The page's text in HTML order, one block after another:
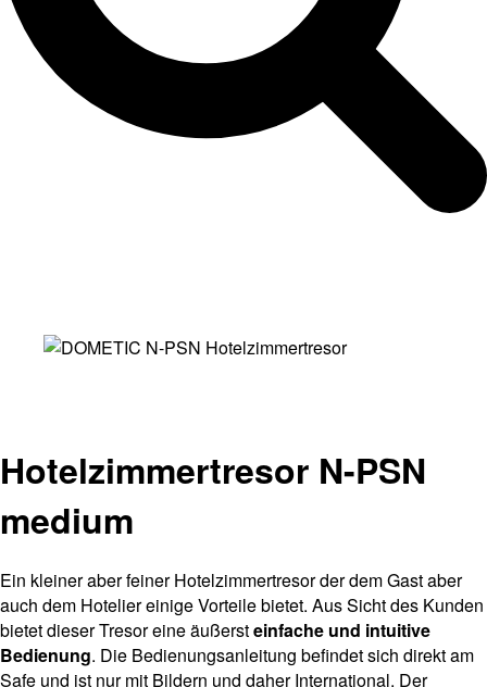
Hotelzimmertresor N-PSN
medium
Ein kleiner aber feiner Hotelzimmertresor der dem Gast aber
auch dem Hotelier einige Vorteile bietet. Aus Sicht des Kunden
bietet dieser Tresor eine äußersteinfache und intuitive
Bedienung. Die Bedienungsanleitung befindet sich direkt am
Safe und ist nur mit Bildern und daher International. Der